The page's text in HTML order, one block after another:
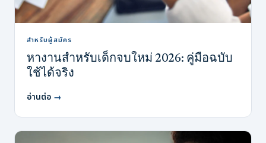
สำหรับผู้สมัคร
หางานสำหรับเด็กจบใหม่ 2026: คู่มือฉบับ
ใช้ได้จริง
อ่านต่อ →